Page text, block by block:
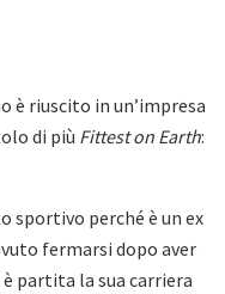
è riuscito in un’impresa
di più Fittest on Earth:
sportivo perché è un ex
fermarsi dopo aver
partita la sua carriera